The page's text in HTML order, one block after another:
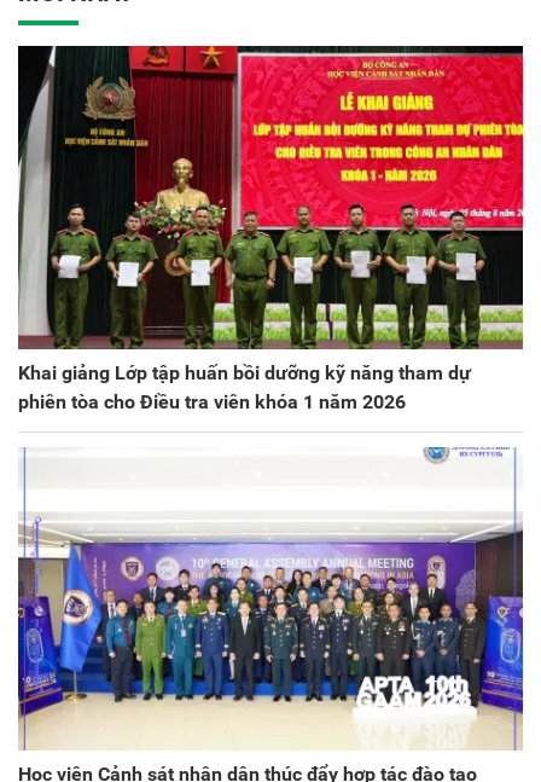
Khai giảng Lớp tập huấn bồi dưỡng kỹ năng tham dự
phiên tòa cho Điều tra viên khóa 1 năm 2026
Học viện Cảnh sát nhân dân thúc đẩy hợp tác đào tạo